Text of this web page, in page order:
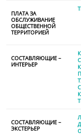
ПЛАТА ЗА
ОБСЛУЖИВАНИЕ
ОБЩЕСТВЕННОЙ
ТЕРРИТОРИЕЙ
СОСТАВЛЯЮЩИЕ –
ИНТЕРЬЕР
СОСТАВЛЯЮЩИЕ –
ЭКСТЕРЬЕР